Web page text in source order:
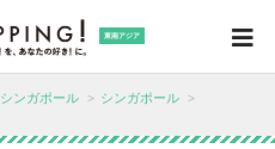
東南アジア
シンガポール
シンガポール